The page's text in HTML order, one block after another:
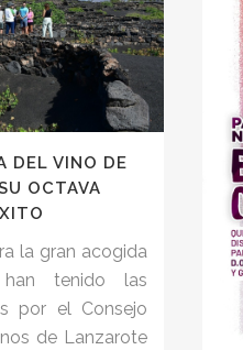
DEL VINO DE
OCTAVA
la gran acogida
tenido las
por el Consejo
de Lanzarote